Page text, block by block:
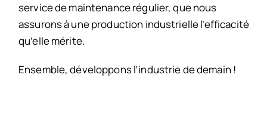
service de maintenance régulier, que nous
assurons à une production industrielle l’efficacité
qu’elle mérite.
Ensemble, développons l’industrie de demain !